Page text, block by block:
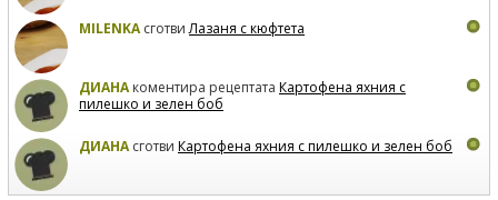
MILENKAсготвиЛазаня с кюфтета
ДИАНАкоментира рецептата Картофена яхния с
пилешко и зелен боб
ДИАНАсготви Картофена яхния с пилешко и зелен боб